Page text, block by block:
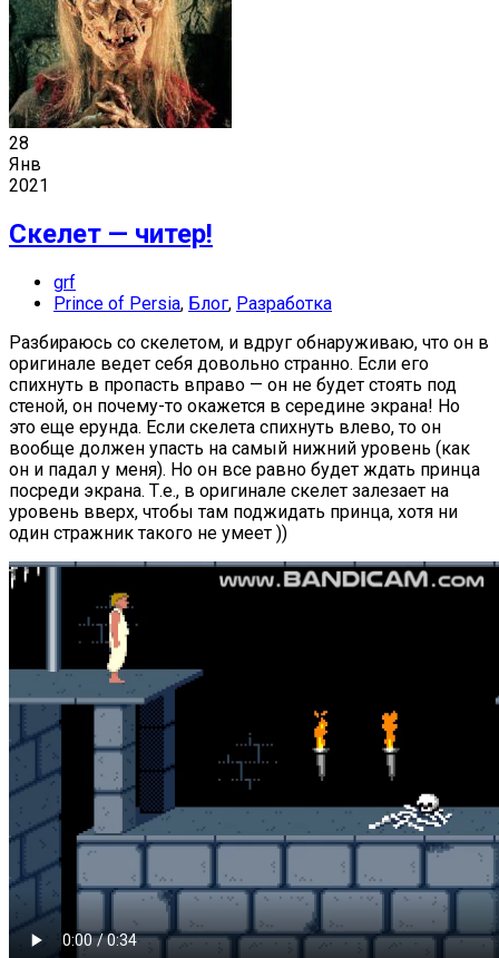
28
Янв
2021
Скелет — читер!
grf
Prince of Persia, Блог, Разработка
Разбираюсь со скелетом, и вдруг обнаруживаю, что он в
оригинале ведет себя довольно странно. Если его
спихнуть в пропасть вправо — он не будет стоять под
стеной, он почему-то окажется в середине экрана! Но
это еще ерунда. Если скелета спихнуть влево, то он
вообще должен упасть на самый нижний уровень (как
он и падал у меня). Но он все равно будет ждать принца
посреди экрана. Т.е., в оригинале скелет залезает на
уровень вверх, чтобы там поджидать принца, хотя ни
один стражник такого не умеет ))